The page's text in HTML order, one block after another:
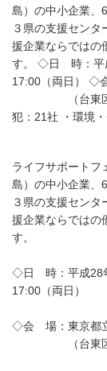
島）の中小企業、
３県の支援センタ
援企業ならではの
す。 ◇日 時：平
17:00（両日） ◇
（台東区花川
犯：21社 ・環境
ライフサポートフ
島）の中小企業、
３県の支援センタ
援企業ならではの
す。
◇日 時：平成28
17:00（両日）
◇会 場：東京都
（台東区花